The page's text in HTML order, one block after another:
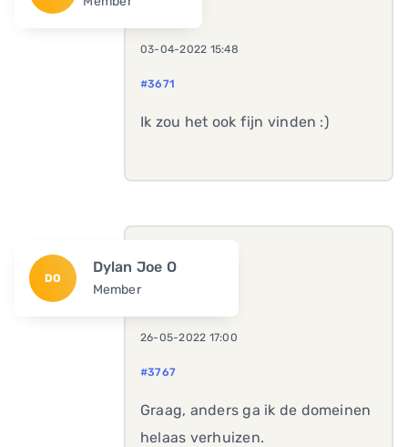
03-04-2022 15:48
#3671
Ik zou het ook fijn vinden :)
DO
Dylan Joe O
Member
26-05-2022 17:00
#3767
Graag, anders ga ik de domeinen
helaas verhuizen.